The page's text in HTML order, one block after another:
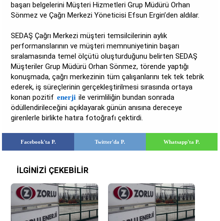
başarı belgelerini Müşteri Hizmetleri Grup Müdürü Orhan
Sönmez ve Çağrı Merkezi Yöneticisi Efsun Ergin’den aldılar.
SEDAŞ Çağrı Merkezi müşteri temsilcilerinin aylık
performanslarının ve müşteri memnuniyetinin başarı
sıralamasında temel ölçütü oluşturduğunu belirten SEDAŞ
Müşteriler Grup Müdürü Orhan Sönmez, törende yaptığı
konuşmada, çağrı merkezinin tüm çalışanlarını tek tek tebrik
ederek, iş süreçlerinin gerçekleştirilmesi sırasında ortaya
konan pozitif enerji ile verimliliğin bundan sonrada
ödüllendirileceğini açıklayarak günün anısına dereceye
girenlerle birlikte hatıra fotoğrafı çektirdi.
Facebook'ta P. Twitter'da P. Whatsapp'ta P.
İLGİNİZİ ÇEKEBİLİR